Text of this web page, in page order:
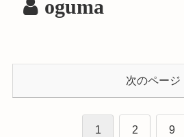
oguma
次のページ
1 2 9